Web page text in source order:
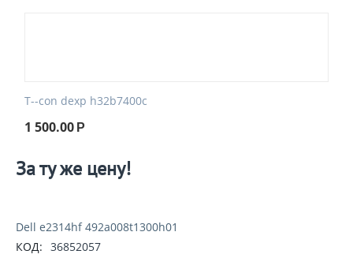
T--con dexp h32b7400c
1 500.00 Р
За ту же цену!
Dell e2314hf 492a008t1300h01
КОД: 36852057